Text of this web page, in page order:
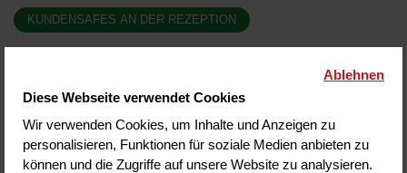
Ablehnen
Diese Webseite verwendet Cookies
Wir verwenden Cookies, um Inhalte und Anzeigen zu
personalisieren, Funktionen für soziale Medien anbieten zu
können und die Zugriffe auf unsere Website zu analysieren.
KUNDENSAFES AN DER REZEPTION
24-STUNDEN-REZEPTION
ZIMMERSERVICE